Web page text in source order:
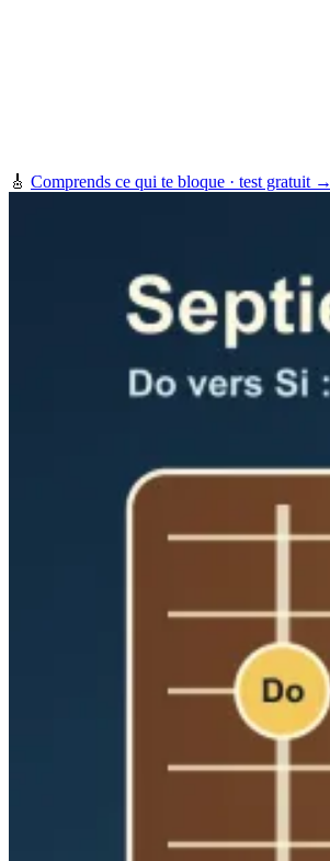
🎸 Comprends ce qui te bloque · test gratuit →